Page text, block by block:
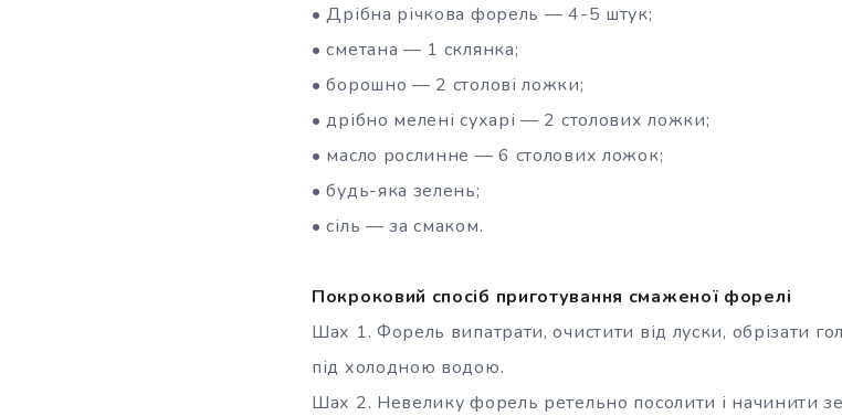
• Дрібна річкова форель — 4-5 штук;
• сметана — 1 склянка;
• борошно — 2 столові ложки;
• дрібно мелені сухарі — 2 столових ложки;
• масло рослинне — 6 столових ложок;
• будь-яка зелень;
• сіль — за смаком.
Покроковий спосіб приготування смаженої форелі
Шах 1. Форель випатрати, очистити від луски, обрізати
під холодною водою.
Шах 2. Невелику форель ретельно посолити і начинити